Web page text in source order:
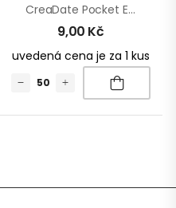
CreaDate Pocket Eco – Kapesní Kalendář Na Zakázku
9,00 Kč
uvedená cena je za 1 kus